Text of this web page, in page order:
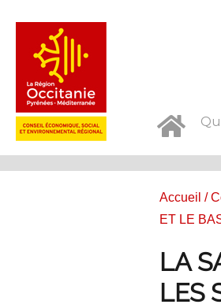
Accueil /
ET LE
LA
LES